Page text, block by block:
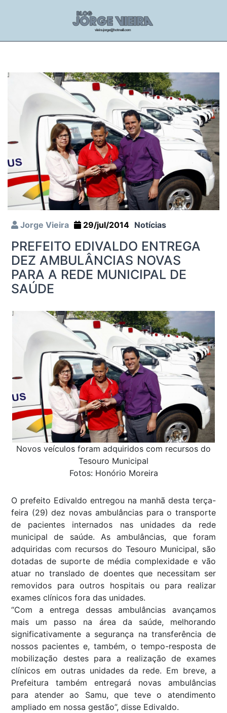
Jorge Vieira 29/jul/2014 Notícias
PREFEITO EDIVALDO ENTREGA
DEZ AMBULÂNCIAS NOVAS
PARA A REDE MUNICIPAL DE
SAÚDE
Novos veículos foram adquiridos com recursos do
Tesouro Municipal
Fotos: Honório Moreira
O prefeito Edivaldo entregou na manhã desta terça-
feira (29) dez novas ambulâncias para o transporte
de pacientes internados nas unidades da rede
municipal de saúde. As ambulâncias, que foram
adquiridas com recursos do Tesouro Municipal, são
dotadas de suporte de média complexidade e vão
atuar no translado de doentes que necessitam ser
removidos para outros hospitais ou para realizar
exames clínicos fora das unidades.
“Com a entrega dessas ambulâncias avançamos
mais um passo na área da saúde, melhorando
significativamente a segurança na transferência de
nossos pacientes e, também, o tempo-resposta de
mobilização destes para a realização de exames
clínicos em outras unidades da rede. Em breve, a
Prefeitura também entregará novas ambulâncias
para atender ao Samu, que teve o atendimento
ampliado em nossa gestão”, disse Edivaldo.